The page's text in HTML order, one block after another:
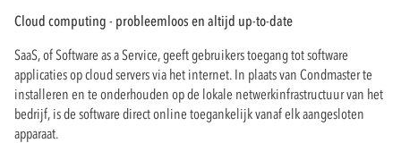
Cloud computing - probleemloos en altijd up-to-date
SaaS, of Software as a Service, geeft gebruikers toegang tot software
applicaties op cloud servers via het internet. In plaats van Condmaster te
installeren en te onderhouden op de lokale netwerkinfrastructuur van het
bedrijf, is de software direct online toegankelijk vanaf elk aangesloten
apparaat.